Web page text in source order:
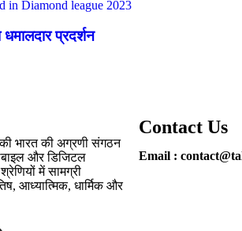
प्रदर्शन
की भारत की अग्रणी संगठन
और डिजिटल
में सामग्री
आध्यात्मिक, धार्मिक और
Contact Us
Email :